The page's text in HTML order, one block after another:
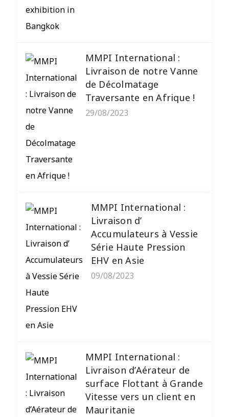
MMPI International :
Livraison de notre Vanne
de Décolmatage
Traversante en Afrique !
29/08/2023
MMPI International :
Livraison d’
Accumulateurs à Vessie
Série Haute Pression
EHV en Asie
09/08/2023
MMPI International :
Livraison d’Aérateur de
surface Flottant à Grande
Vitesse vers un client en
Mauritanie